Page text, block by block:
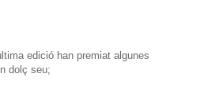
edició han premiat algunes
dolç seu;